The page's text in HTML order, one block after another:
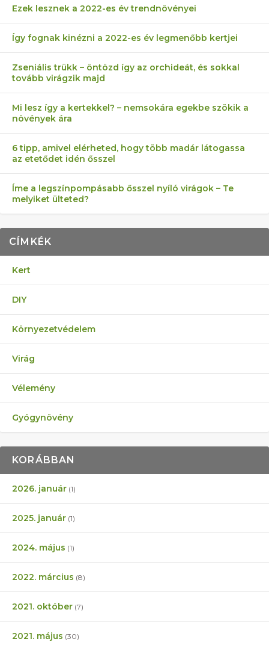
Ezek lesznek a 2022-es év trendnövényei
Így fognak kinézni a 2022-es év legmenőbb kertjei
Zseniális trükk – öntözd így az orchideát, és sokkal
tovább virágzik majd
Mi lesz így a kertekkel? – nemsokára egekbe szökik a
növények ára
6 tipp, amivel elérheted, hogy több madár látogassa
az etetődet idén ősszel
Íme a legszínpompásabb ősszel nyíló virágok – Te
melyiket ülteted?
CÍMKÉK
Kert
DIY
Környezetvédelem
Virág
Vélemény
Gyógynövény
KORÁBBAN
2026. január (1)
2025. január (1)
2024. május (1)
2022. március (8)
2021. október (7)
2021. május (30)